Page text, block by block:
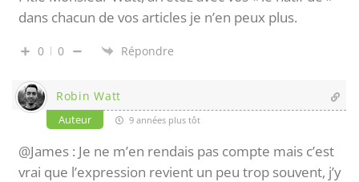
dans chacun de vos articles je n’en peux plus.
0 0 Répondre
Robin Watt
Auteur 9 années plus tôt
@James : Je ne m’en rendais pas compte mais c’est
vrai que l’expression revient un peu trop souvent, j’y